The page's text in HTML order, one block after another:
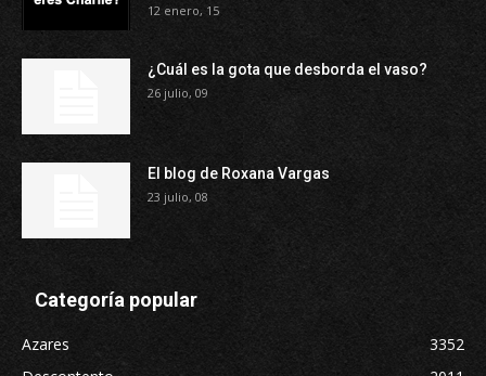
12 enero, 15
¿Cuál es la gota que desborda el vaso?
26 julio, 09
El blog de Roxana Vargas
23 julio, 08
Categoría popular
Azares
3352